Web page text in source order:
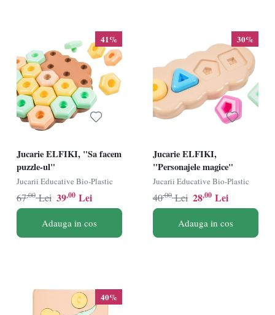
41%
Jucarie ELFIKI, "Sa facem
puzzle-ul"
Jucarii Educative Bio-Plastic
39,00 Lei
67,00 Lei
Adauga in cos
30%
Jucarie ELFIKI,
"Personajele magice"
Jucarii Educative Bio-Plastic
28,00 Lei
40,00 Lei
Adauga in cos
40%